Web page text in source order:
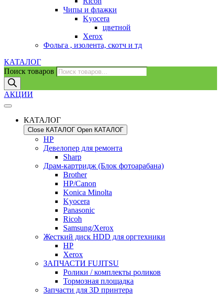
Чипы и флажки
Kyocera
цветной
Xerox
Фольга , изолента, скотч и тд
КАТАЛОГ
Поиск товаров
АКЦИИ
КАТАЛОГ
Close КАТАЛОГ Open КАТАЛОГ
HP
Девелопер для ремонта
Sharp
Драм-картридж (Блок фотоарабана)
Brother
HP/Canon
Konica Minolta
Kyocera
Panasonic
Ricoh
Samsung/Xerox
Жесткий диск HDD для оргтехники
HP
Xerox
ЗАПЧАСТИ FUJITSU
Ролики / комплекты роликов
Тормозная площадка
Запчасти для 3D принтера